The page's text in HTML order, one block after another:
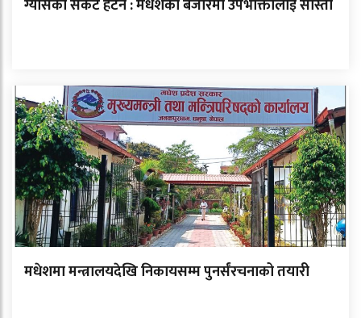
ग्यासको संकट हटेन : मधेशको बजारमा उपभोक्तालाई सास्ती
मधेशमा मन्त्रालयदेखि निकायसम्म पुनर्संरचनाको तयारी